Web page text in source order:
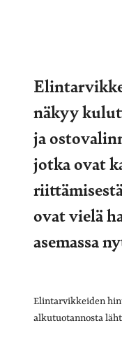
näkyy
ja
jotka ovat
ovat vielä
asemassa
Elintarvikkeiden
alkutuotannosta